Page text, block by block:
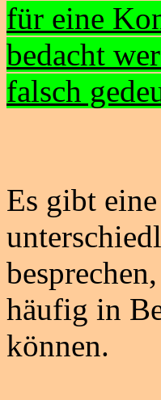
für eine
bedacht
falsch
Es gibt
häufig in
können.